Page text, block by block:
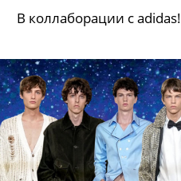
В коллаборации с adidas!